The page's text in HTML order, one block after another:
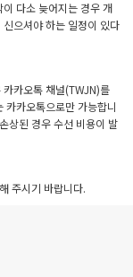
다소 늦어지는 경우 개
으셔야 하는 일정이 있다
카오톡 채널(TWJN)를
카카오톡으로만 가능합니
상된 경우 수선 비용이 발
주시기 바랍니다.